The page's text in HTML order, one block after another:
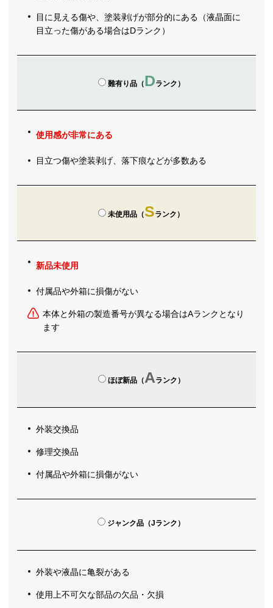
目に見える傷や、塗装剥げが部分的にある（液晶面に
目立った傷がある場合はDランク）
難有り品（Dランク）
使用感が非常にある
目立つ傷や塗装剥げ、落下痕などが多数ある
未使用品（Sランク）
新品未使用
付属品や外箱に損傷がない
本体と外箱の製造番号が異なる場合はAランクとなり
ます
ほぼ新品（Aランク）
外装交換品
修理交換品
付属品や外箱に損傷がない
ジャンク品（Jランク）
外装や液晶に亀裂がある
使用上不可欠な部品の欠品・欠損